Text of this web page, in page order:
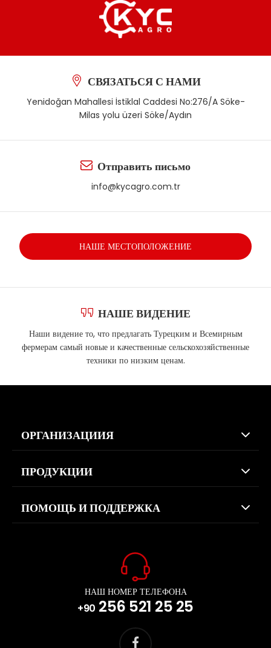
СВЯЗАТЬСЯ С НАМИ
Yenidoğan Mahallesi İstiklal Caddesi No:276/A Söke-
Milas yolu üzeri Söke/Aydın
Отправить письмо
info@kycagro.com.tr
НАШЕ МЕСТОПОЛОЖЕНИЕ
НАШЕ ВИДЕНИЕ
Наши видение то, что предлагать Турецким и Всемирным
фермерам самый новые и качественные сельскохозяйственные
техники по низким ценам.
ОРГАНИЗАЦИИЯ
ПРОДУКЦИИ
ПОМОЩЬ И ПОДДЕРЖКА
НАШ НОМЕР ТЕЛЕФОНА
+90 256 521 25 25